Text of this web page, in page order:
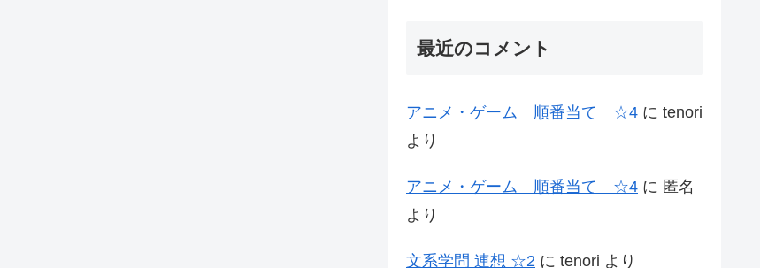
最近のコメント
アニメ・ゲーム 順番当て ☆4 に tenori
より
アニメ・ゲーム 順番当て ☆4 に 匿名
より
文系学問 連想 ☆2 に tenori より